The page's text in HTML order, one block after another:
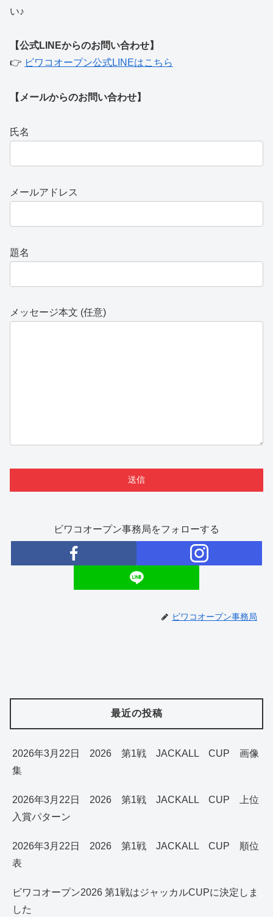
い♪
【公式LINEからのお問い合わせ】
👉 ビワコオープン公式LINEはこちら
【メールからのお問い合わせ】
氏名
メールアドレス
題名
メッセージ本文 (任意)
ビワコオープン事務局をフォローする
ビワコオープン事務局
最近の投稿
2026年3月22日 2026 第1戦 JACKALL CUP 画像
集
2026年3月22日 2026 第1戦 JACKALL CUP 上位
入賞パターン
2026年3月22日 2026 第1戦 JACKALL CUP 順位
表
ビワコオープン2026 第1戦はジャッカルCUPに決定しま
した